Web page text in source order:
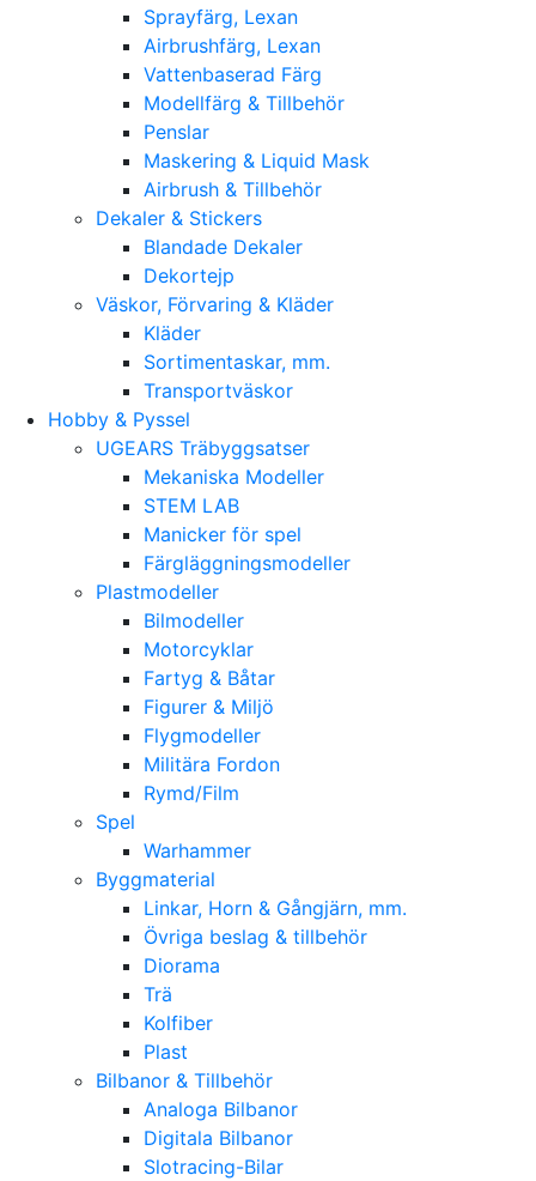
Sprayfärg, Lexan
Airbrushfärg, Lexan
Vattenbaserad Färg
Modellfärg & Tillbehör
Penslar
Maskering & Liquid Mask
Airbrush & Tillbehör
Dekaler & Stickers
Blandade Dekaler
Dekortejp
Väskor, Förvaring & Kläder
Kläder
Sortimentaskar, mm.
Transportväskor
Hobby & Pyssel
UGEARS Träbyggsatser
Mekaniska Modeller
STEM LAB
Manicker för spel
Färgläggningsmodeller
Plastmodeller
Bilmodeller
Motorcyklar
Fartyg & Båtar
Figurer & Miljö
Flygmodeller
Militära Fordon
Rymd/Film
Spel
Warhammer
Byggmaterial
Linkar, Horn & Gångjärn, mm.
Övriga beslag & tillbehör
Diorama
Trä
Kolfiber
Plast
Bilbanor & Tillbehör
Analoga Bilbanor
Digitala Bilbanor
Slotracing-Bilar